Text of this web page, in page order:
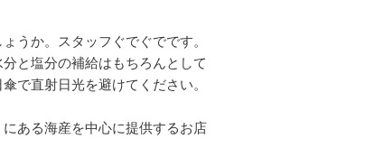
うか。スタッフぐでぐでです。
と塩分の補給はもちろんとして
で直射日光を避けてください。
ある海産を中心に提供するお店